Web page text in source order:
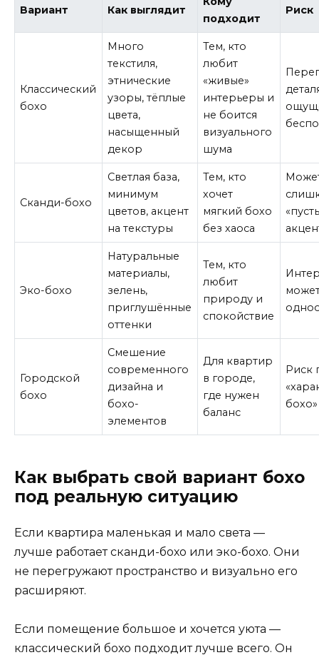
Вариант Как выглядит
подходит
Риск
Классический
бохо
Много
текстиля,
этнические
узоры, тёплые
цвета,
насыщенный
декор
Тем, кто
любит
«живые»
интерьеры и
не боится
визуального
шума
Сканди-бохо
Светлая база,
минимум
цветов, акцент
на текстуры
Тем, кто
хочет
мягкий бохо
без хаоса
Эко-бохо
Натуральные
материалы,
зелень,
приглушённые
оттенки
Тем, кто
любит
природу и
спокойствие
Городской
бохо
Смешение
современного
дизайна и
бохо-
элементов
Для квартир
в городе,
где нужен
баланс
Риск
бохо»
Как выбрать свой вариант бохо
под реальную ситуацию
Если квартира маленькая и мало света —
лучше работает сканди-бохо или эко-бохо. Они
не перегружают пространство и визуально его
расширяют.
Если помещение большое и хочется уюта —
классический бохо подходит лучше всего. Он